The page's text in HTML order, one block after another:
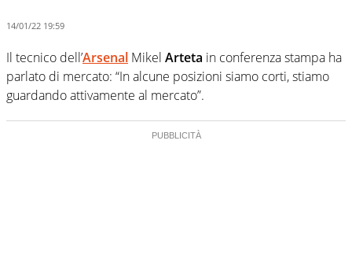
14/01/22 19:59
Il tecnico dell’Arsenal Mikel Arteta in conferenza stampa ha
parlato di mercato: “In alcune posizioni siamo corti, stiamo
guardando attivamente al mercato”.